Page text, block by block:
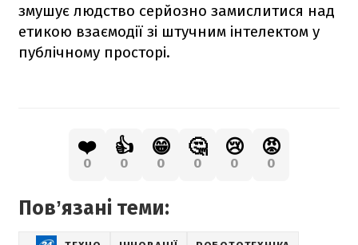
змушує людство серйозно замислитися над
етикою взаємодії зі штучним інтелектом у
публічному просторі.
❤️
0
👍
0
😁
0
🤔
0
😢
0
😡
0
Повʼязані теми: